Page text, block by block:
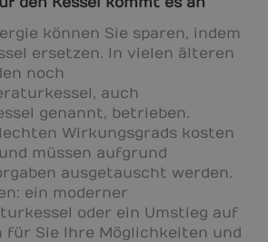
können Sie sparen, indem
ersetzen. In vielen älteren
noch
auch
genannt, betrieben.
Wirkungsgrads kosten
müssen aufgrund
ausgetauscht werden.
ein moderner
oder ein Umstieg auf
für Sie Ihre Möglichkeiten und